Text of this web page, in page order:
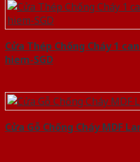
Cửa Thép Chống Cháy 1
hiem-SGD
Cửa Gỗ Chống Cháy MDF